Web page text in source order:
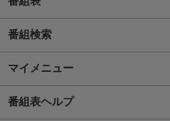
番組検索
マイメニュー
番組表ヘルプ